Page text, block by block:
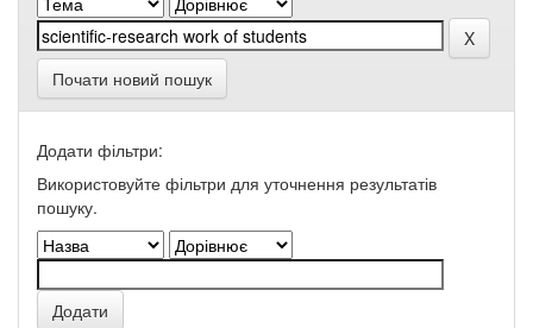
Почати новий пошук
Додати фільтри:
Використовуйте фільтри для уточнення результатів
пошуку.